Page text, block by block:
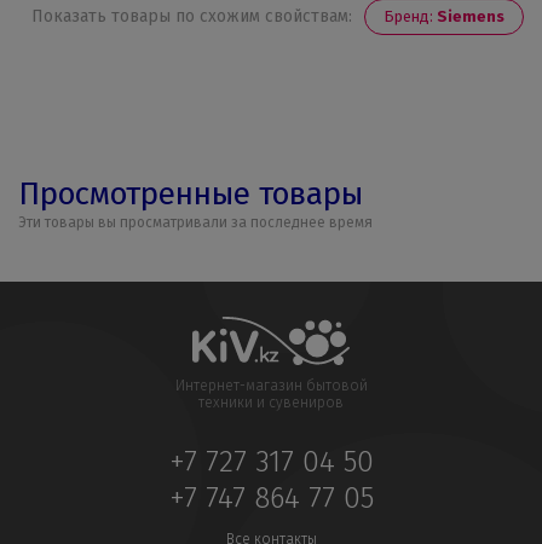
Показать товары по схожим свойствам: Бренд: Siemens
Просмотренные товары
Эти товары вы просматривали за последнее время
Интернет-магазин бытовой
техники и сувениров
+7 727 317 04 50
+7 747 864 77 05
Все контакты